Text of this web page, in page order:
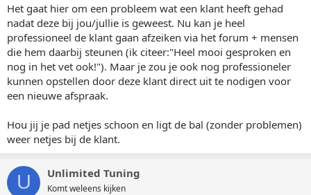
Het gaat hier om een probleem wat een klant heeft gehad
nadat deze bij jou/jullie is geweest. Nu kan je heel
professioneel de klant gaan afzeiken via het forum + mensen
die hem daarbij steunen (ik citeer:"Heel mooi gesproken en
nog in het vet ook!"). Maar je zou je ook nog professioneler
kunnen opstellen door deze klant direct uit te nodigen voor
een nieuwe afspraak.
Hou jij je pad netjes schoon en ligt de bal (zonder problemen)
weer netjes bij de klant.
U Unlimited Tuning
Komt weleens kijken